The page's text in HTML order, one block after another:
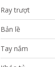
Ray trượt
Bản lề
Tay nắm